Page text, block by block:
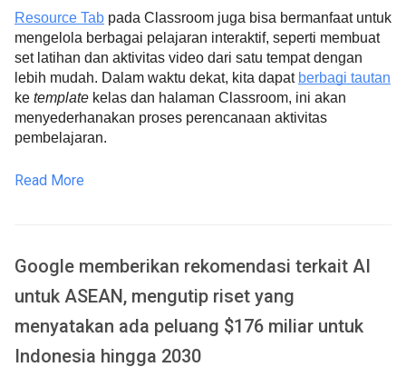
Resource Tab pada Classroom juga bisa bermanfaat untuk
mengelola berbagai pelajaran interaktif, seperti membuat
set latihan dan aktivitas video dari satu tempat dengan
lebih mudah. Dalam waktu dekat, kita dapat berbagi tautan
ke template kelas dan halaman Classroom, ini akan
menyederhanakan proses perencanaan aktivitas
pembelajaran.
Read More
Google memberikan rekomendasi terkait AI
untuk ASEAN, mengutip riset yang
menyatakan ada peluang $176 miliar untuk
Indonesia hingga 2030